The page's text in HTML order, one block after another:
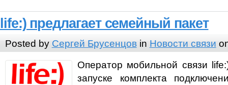
life:) предлагает семейный пакет
Posted by Сергей Брусенцовin Новости связи
Оператор мобильной связи
запуске комплекта